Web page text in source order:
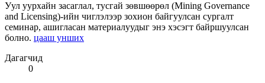
Уул уурхайн засаглал, тусгай зөвшөөрөл (Mining Governance
and Licensing)-ийн чиглэлээр зохион байгуулсан сургалт
семинар, ашигласан материалуудыг энэ хэсэгт байршуулсан
болно. цааш унших
Дагагчид
0